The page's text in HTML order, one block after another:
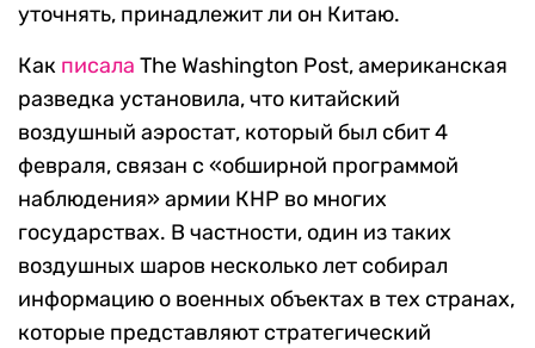
уточнять, принадлежит ли он Китаю.
Как писала The Washington Post, американская
разведка установила, что китайский
воздушный аэростат, который был сбит 4
февраля, связан с «обширной программой
наблюдения» армии КНР во многих
государствах. В частности, один из таких
воздушных шаров несколько лет собирал
информацию о военных объектах в тех странах,
которые представляют стратегический